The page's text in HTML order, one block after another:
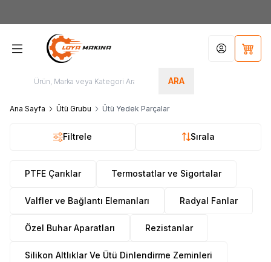
ARA
Hesabım
Ana Sayfa Ütü Grubu Ütü Yedek Parçalar
Filtrele Sırala
PTFE Çarıklar Termostatlar ve Sigortalar
Valfler ve Bağlantı Elemanları Radyal Fanlar
Özel Buhar Aparatları Rezistanlar
Silikon Altlıklar Ve Ütü Dinlendirme Zeminleri